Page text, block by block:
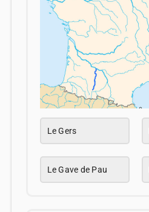
Le Gers
Le Gave de Pau